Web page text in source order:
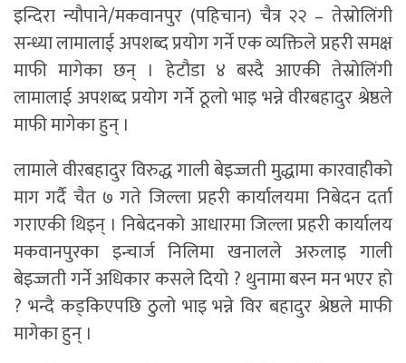
इन्दिरा न्यौपाने/मकवानपुर (पहिचान) चैत्र २२ – तेस्रोलिंगी
सन्ध्या लामालाई अपशब्द प्रयोग गर्ने एक व्यक्तिले प्रहरी समक्ष
माफी मागेका छन् । हेटौडा ४ बस्दै आएकी तेस्रोलिंगी
लामालाई अपशब्द प्रयोग गर्ने ठूलो भाइ भन्ने वीरबहादुर श्रेष्ठले
माफी मागेका हुन् ।
लामाले वीरबहादुर विरुद्ध गाली बेइज्जती मुद्धामा कारवाहीको
माग गर्दै चैत ७ गते जिल्ला प्रहरी कार्यालयमा निबेदन दर्ता
गराएकी थिइन् । निबेदनको आधारमा जिल्ला प्रहरी कार्यालय
मकवानपुरका इन्चार्ज निलिमा खनालले अरुलाइ गाली
बेइज्जती गर्ने अधिकार कसले दियो ? थुनामा बस्न मन भएर हो
? भन्दै कड्किएपछि ठुलो भाइ भन्ने विर बहादुर श्रेष्ठले माफी
मागेका हुन् ।